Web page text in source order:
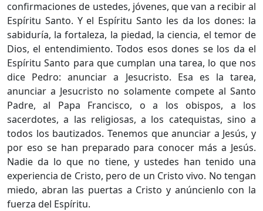
confirmaciones de ustedes, jóvenes, que van a recibir al
Espíritu Santo. Y el Espíritu Santo les da los dones: la
sabiduría, la fortaleza, la piedad, la ciencia, el temor de
Dios, el entendimiento. Todos esos dones se los da el
Espíritu Santo para que cumplan una tarea, lo que nos
dice Pedro: anunciar a Jesucristo. Esa es la tarea,
anunciar a Jesucristo no solamente compete al Santo
Padre, al Papa Francisco, o a los obispos, a los
sacerdotes, a las religiosas, a los catequistas, sino a
todos los bautizados. Tenemos que anunciar a Jesús, y
por eso se han preparado para conocer más a Jesús.
Nadie da lo que no tiene, y ustedes han tenido una
experiencia de Cristo, pero de un Cristo vivo. No tengan
miedo, abran las puertas a Cristo y anúncienlo con la
fuerza del Espíritu.